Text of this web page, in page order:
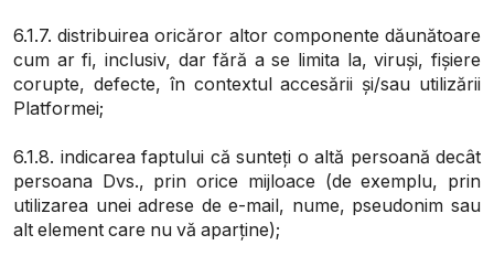
6.1.7. distribuirea oricăror altor componente dăunătoare
cum ar fi, inclusiv, dar fără a se limita la, viruși, fișiere
corupte, defecte, în contextul accesării și/sau utilizării
Platformei;
6.1.8. indicarea faptului că sunteți o altă persoană decât
persoana Dvs., prin orice mijloace (de exemplu, prin
utilizarea unei adrese de e-mail, nume, pseudonim sau
alt element care nu vă aparține);